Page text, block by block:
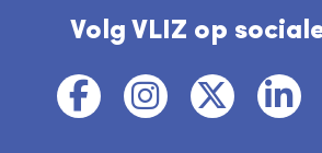
Volg VLIZ op